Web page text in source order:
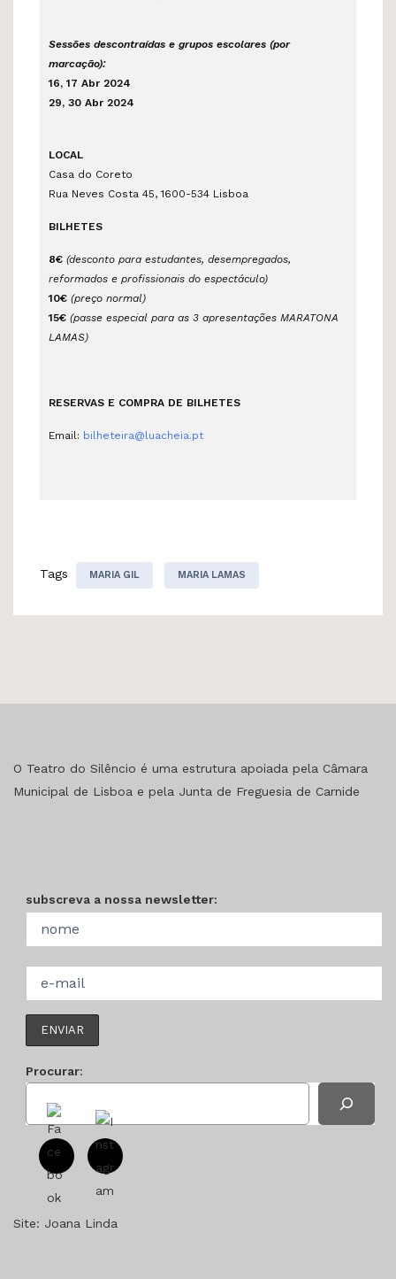
Sessões descontraídas e grupos escolares (por
marcação):
16, 17 Abr 2024
29, 30 Abr 2024
LOCAL
Casa do Coreto
Rua Neves Costa 45, 1600-534 Lisboa
BILHETES
8€ (desconto para estudantes, desempregados,
reformados e profissionais do espectáculo)
10€ (preço normal)
15€ (passe especial para as 3 apresentações MARATONA
LAMAS)
RESERVAS E COMPRA DE BILHETES
Email: bilheteira@luacheia.pt
Tags MARIA GIL MARIA LAMAS
O Teatro do Silêncio é uma estrutura apoiada pela Câmara
Municipal de Lisboa e pela Junta de Freguesia de Carnide
subscreva a nossa newsletter:
Procurar:
Site: Joana Linda